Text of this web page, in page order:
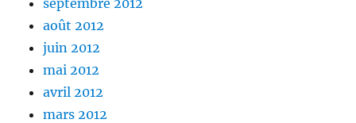
août 2012
juin 2012
mai 2012
avril 2012
mars 2012